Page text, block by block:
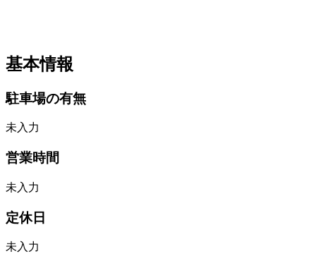
基本情報
駐車場の有無
未入力
営業時間
未入力
定休日
未入力